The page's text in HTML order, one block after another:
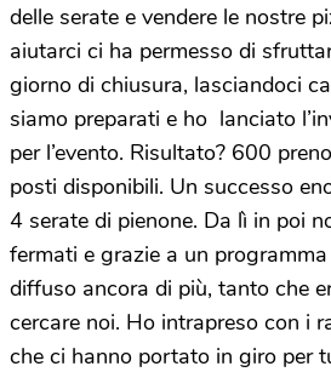
delle serate e vendere le nostre
aiutarci ci ha permesso di
giorno di chiusura, lasciandoci
siamo preparati e ho lanciato
per l’evento. Risultato? 600
posti disponibili. Un successo
4 serate di pienone. Da lì in poi
fermati e grazie a un
diffuso ancora di più, tanto che
cercare noi. Ho intrapreso con i
che ci hanno portato in giro per